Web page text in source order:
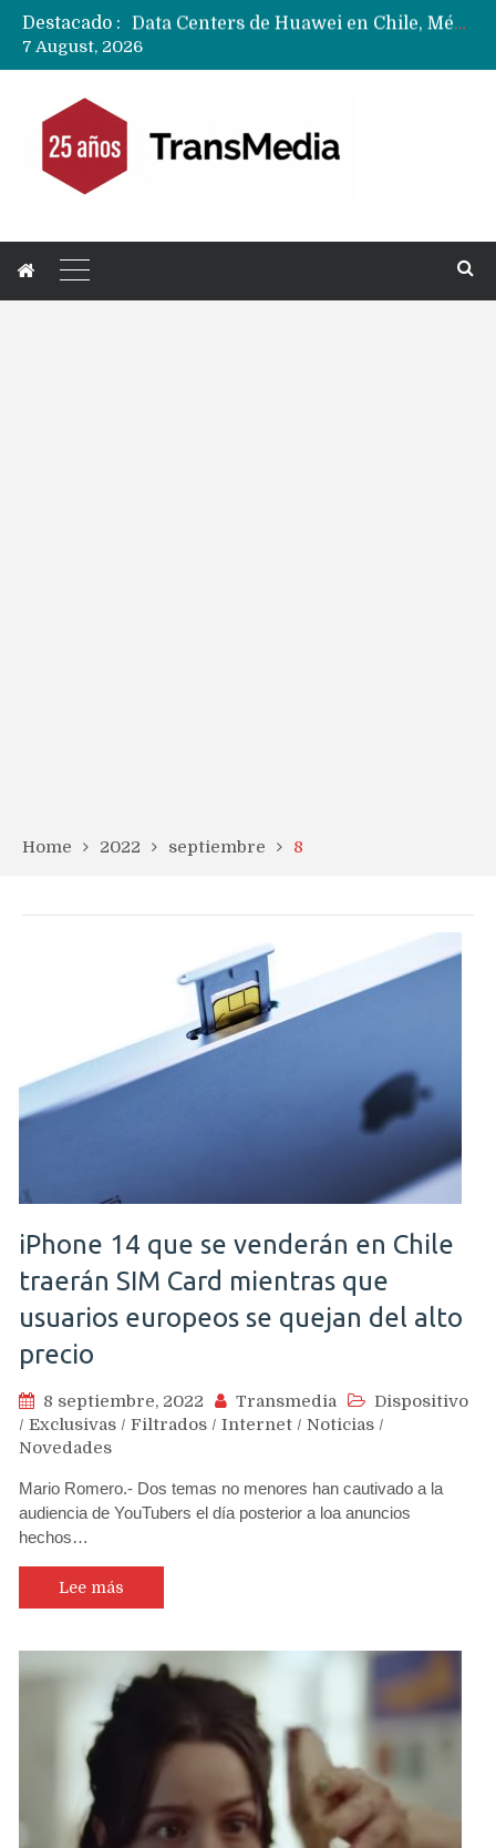
Destacado :
Data Centers de Huawei en Chile, México, Brasil,Perú y Argentina podrían verse afectados por arremetida de EE.UU
7 August, 2026
Home 2022 septiembre 8
iPhone 14 que se venderán en Chile
traerán SIM Card mientras que
usuarios europeos se quejan del alto
precio
8 septiembre, 2022 Transmedia
Dispositivo
/ Exclusivas / Filtrados / Internet / Noticias /
Novedades
Mario Romero.- Dos temas no menores han cautivado a la
audiencia de YouTubers el día posterior a loa anuncios
hechos…
Lee más